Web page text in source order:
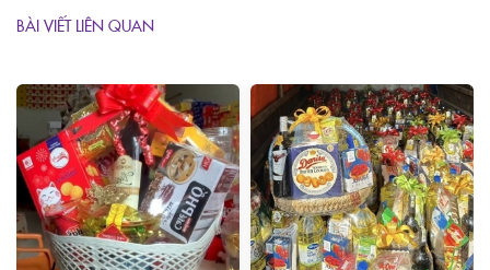
BÀI VIẾT LIÊN QUAN